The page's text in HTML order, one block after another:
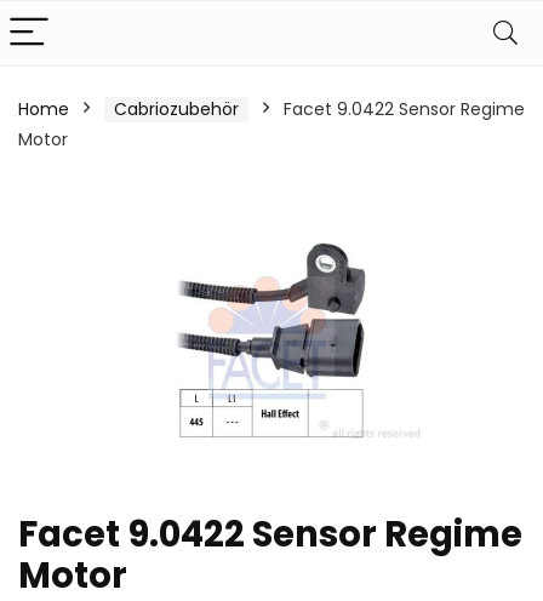
Home Cabriozubehör
Facet 9.0422 Sensor Regime
Motor
Facet 9.0422 Sensor Regime
Motor